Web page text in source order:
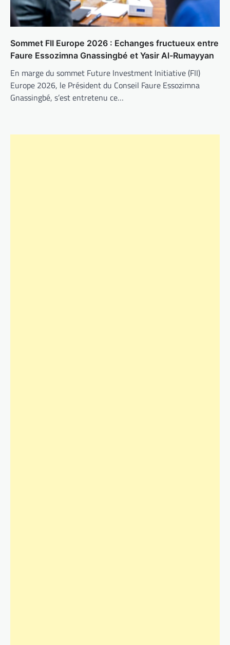
Sommet FII Europe 2026 : Echanges fructueux entre
Faure Essozimna Gnassingbé et Yasir Al-Rumayyan
En marge du sommet Future Investment Initiative (FII)
Europe 2026, le Président du Conseil Faure Essozimna
Gnassingbé, s’est entretenu ce…